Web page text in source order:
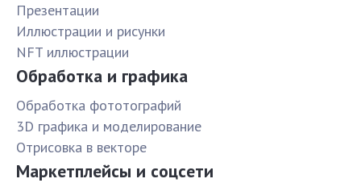
Презентации
Иллюстрации и рисунки
NFT иллюстрации
Обработка и графика
Обработка фототографий
3D графика и моделирование
Отрисовка в векторе
Маркетплейсы и соцсети